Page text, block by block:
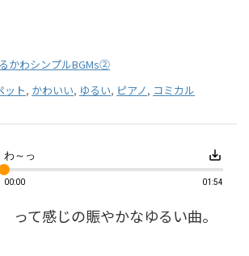
かわシンプルBGMs②
ット, かわいい, ゆるい, ピアノ, コミカル
わ～っ save_alt
00:00 01:54
て感じの賑やかなゆるい曲。